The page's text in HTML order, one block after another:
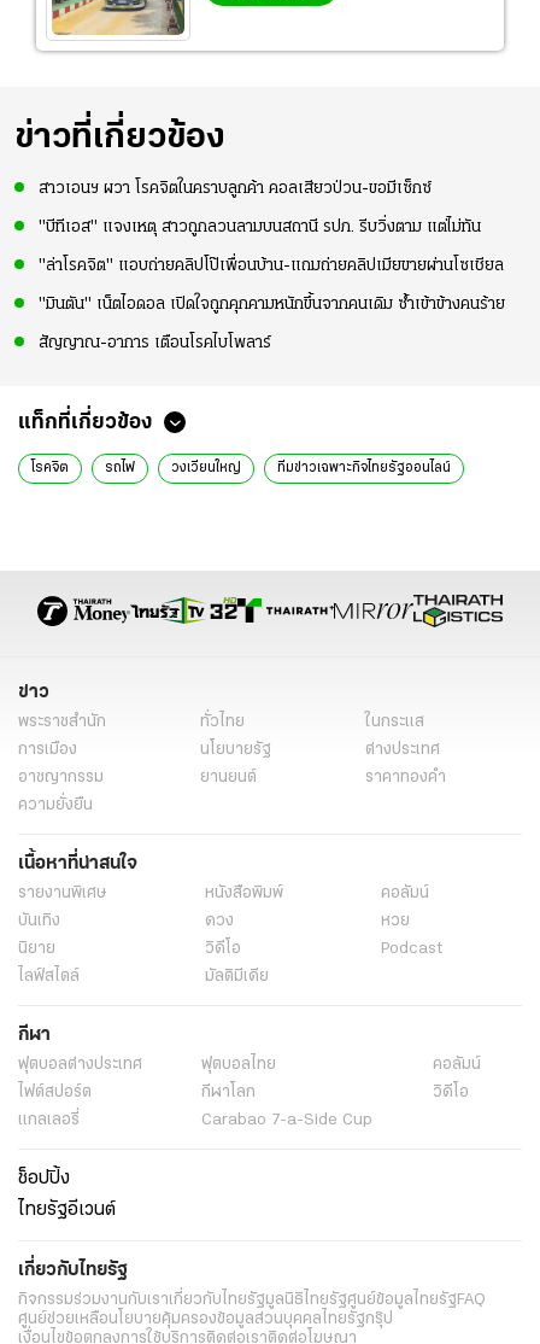
ข่าวที่เกี่ยวข้อง
สาวเอนฯ ผวา โรคจิตในคราบลูกค้า คอลเสียวป่วน-ขอมีเซ็กซ์
"บีทีเอส" แจงเหตุ สาวถูกลวนลามบนสถานี รปภ. รีบวิ่งตาม แต่ไม่ทัน
"ล่าโรคจิต" แอบถ่ายคลิปโป๊เพื่อนบ้าน-แถมถ่ายคลิปเมียขายผ่านโซเชียล
"มินตัน" เน็ตไอดอล เปิดใจถูกคุกคามหนักขึ้นจากคนเดิม ซ้ำเข้าข้างคนร้าย
สัญญาณ-อาการ เตือนโรคไบโพลาร์
แท็กที่เกี่ยวข้อง
โรคจิต รถไฟ วงเวียนใหญ่ ทีมข่าวเฉพาะกิจไทยรัฐออนไลน์
ข่าว
พระราชสำนัก ทั่วไทย
ในกระแส
การเมือง
นโยบายรัฐ
ต่างประเทศ
อาชญากรรม
ยานยนต์
ราคาทองคำ
ความยั่งยืน
เนื้อหาที่น่าสนใจ
รายงานพิเศษ หนังสือพิมพ์
คอลัมน์
บันเทิง
ดวง
หวย
นิยาย
วิดีโอ
Podcast
ไลฟ์สไตล์
มัลติมีเดีย
กีฬา
ฟุตบอลต่่างประเทศ ฟุตบอลไทย
คอลัมน์
ไฟต์สปอร์ต
กีฬาโลก
วิดีโอ
แกลเลอรี่
Carabao 7-a-Side Cup
ช็อปปิ้ง
ไทยรัฐอีเวนต์
เกี่ยวกับไทยรัฐ
กิจกรรมร่วมงานกับเราเกี่ยวกับไทยรัฐมูลนิธิไทยรัฐศูนย์ข้อมูลไทยรัฐFAQ
ศูนย์ช่วยเหลือนโยบายคุ้มครองข้อมูลส่วนบุคคลไทยรัฐกรุ๊ป
เงื่อนไขข้อตกลงการใช้บริการติดต่อเราติดต่อโฆษณา